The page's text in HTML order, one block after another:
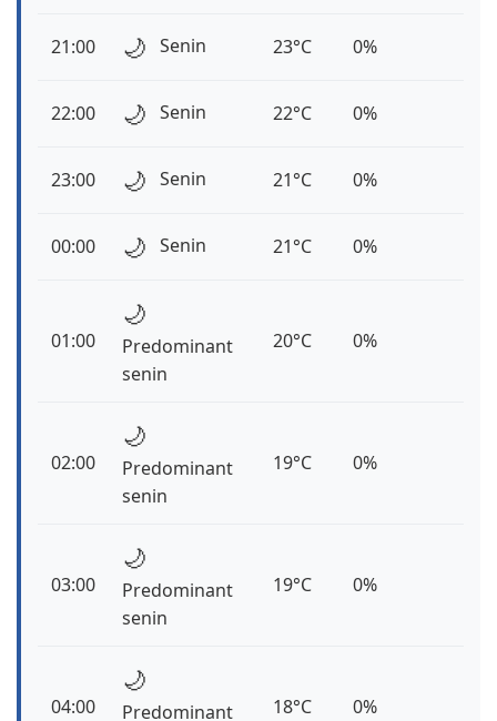
21:00 🌙 Senin 23°C 0%
22:00 🌙 Senin 22°C 0%
23:00 🌙 Senin 21°C 0%
00:00 🌙 Senin 21°C 0%
01:00
🌙
Predominant
senin
20°C 0%
02:00
🌙
Predominant
senin
19°C 0%
03:00
🌙
Predominant
senin
19°C 0%
04:00
🌙
Predominant 18°C 0%